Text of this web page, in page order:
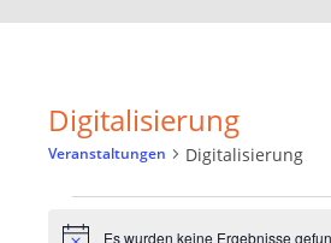
Digitalisierung
Veranstaltungen Digitalisierung
Es wurden keine Ergebnisse